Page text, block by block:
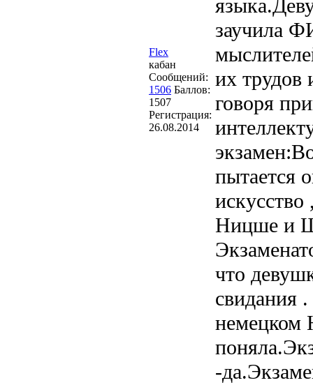
Flex
кабан
Сообщений:
1506 Баллов:
1507
Регистрация:
26.08.2014
заучила
их трудов
говоря
пытается
искусство
Ницше и
что
свидания
немецком
-